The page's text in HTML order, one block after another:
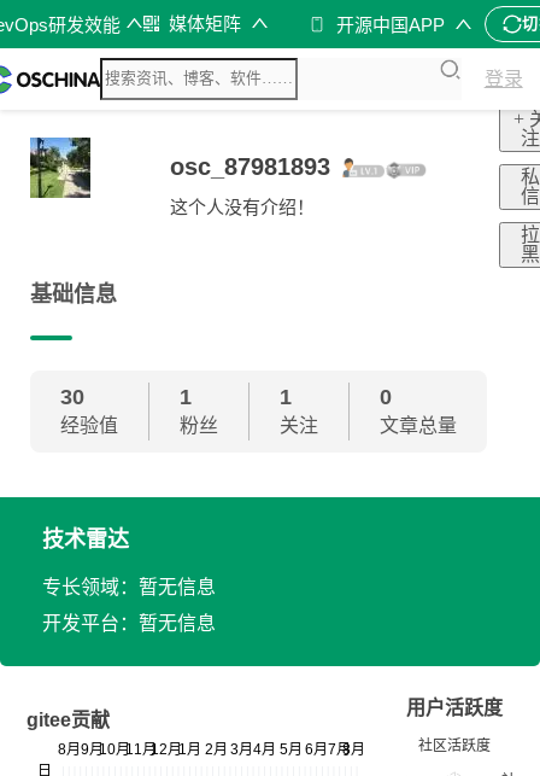
研发效能 媒体矩阵 开源中国APP
登录
osc_87981893
这个人没有介绍！
+
注
私
信
拉
黑
基础信息
30
经验值
1
粉丝
1
关注
0
文章总量
技术雷达
专长领域：暂无信息
开发平台：暂无信息
gitee贡献
用户活跃度